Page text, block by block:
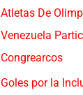
Atletas De
Venezuela
Congrearcos
Goles por la